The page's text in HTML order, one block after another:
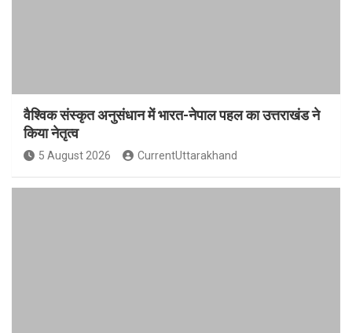
वैश्विक संस्कृत अनुसंधान में भारत-नेपाल पहल का उत्तराखंड ने
किया नेतृत्व
5 August 2026 CurrentUttarakhand